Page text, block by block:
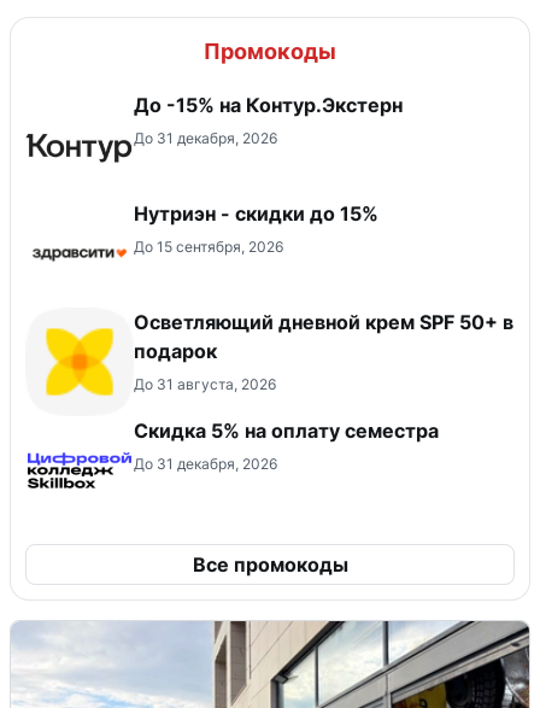
Промокоды
До -15% на Контур.Экстерн
До 31 декабря, 2026
Нутриэн - скидки до 15%
До 15 сентября, 2026
Осветляющий дневной крем SPF 50+ в
подарок
До 31 августа, 2026
Скидка 5% на оплату семестра
До 31 декабря, 2026
Все промокоды